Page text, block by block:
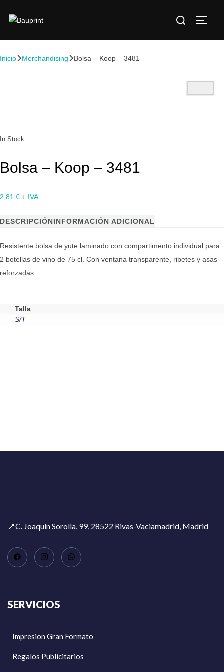
Inicio Merchandising Bolsa – Koop – 3481
In Stock
Bolsa – Koop – 3481
2,81 € + IVA
DESCRIPCIÓNINFORMACIÓN ADICIONAL
Resistente bolsa de yute laminado con compartimento individual para
2 botellas de vino de 75 cl. Con ventana transparente, ribetes y asas
reforzadas.
Talla
S/T
📍C. Joaquín Sorolla, 99, 28522 Rivas-Vaciamadrid, Madrid
SERVICIOS
Impresion Gran Formato
Regalos Publicitarios